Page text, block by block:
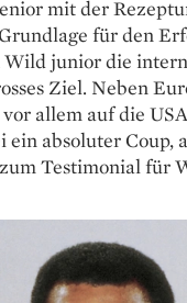
mit der
für den
Wild junior die
Ziel. Neben
allem auf die
ein absoluter Coup,
Testimonial für